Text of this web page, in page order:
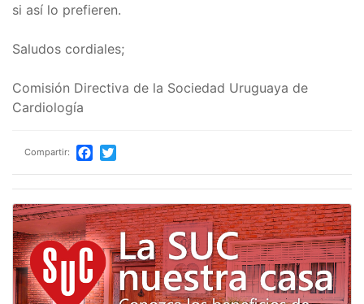
si así lo prefieren.
Saludos cordiales;
Comisión Directiva de la Sociedad Uruguaya de
Cardiología
Compartir: Facebook